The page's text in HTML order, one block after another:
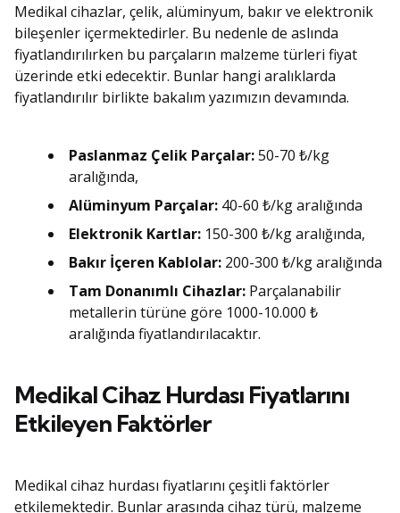
Medikal cihazlar, çelik, alüminyum, bakır ve elektronik
bileşenler içermektedirler. Bu nedenle de aslında
fiyatlandırılırken bu parçaların malzeme türleri fiyat
üzerinde etki edecektir. Bunlar hangi aralıklarda
fiyatlandırılır birlikte bakalım yazımızın devamında.
Paslanmaz Çelik Parçalar:50-70 ₺/kg
aralığında,
Alüminyum Parçalar: 40-60 ₺/kg aralığında
Elektronik Kartlar: 150-300 ₺/kg aralığında,
Bakır İçeren Kablolar: 200-300 ₺/kg aralığında
Tam Donanımlı Cihazlar: Parçalanabilir
metallerin türüne göre 1000-10.000 ₺
aralığında fiyatlandırılacaktır.
Medikal Cihaz Hurdası Fiyatlarını
Etkileyen Faktörler
Medikal cihaz hurdası fiyatlarını çeşitli faktörler
etkilemektedir. Bunlar arasında cihaz türü, malzeme